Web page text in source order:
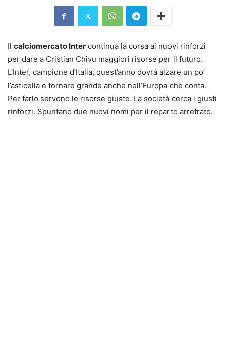
Il calciomercato Inter continua la corsa ai nuovi rinforzi
per dare a Cristian Chivu maggiori risorse per il futuro.
L’Inter, campione d’Italia, quest’anno dovrà alzare un po’
l’asticella e tornare grande anche nell’Europa che conta.
Per farlo servono le risorse giuste. La società cerca i giusti
rinforzi. Spuntano due nuovi nomi per il reparto arretrato.